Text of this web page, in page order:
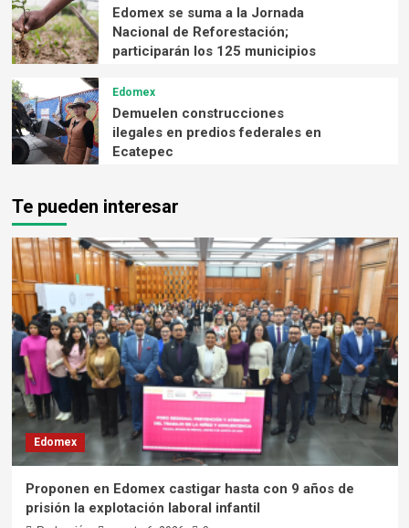
Edomex se suma a la Jornada
Nacional de Reforestación;
participarán los 125 municipios
Edomex
Demuelen construcciones
ilegales en predios federales en
Ecatepec
Te pueden interesar
Edomex
Proponen en Edomex castigar hasta con 9 años de
prisión la explotación laboral infantil